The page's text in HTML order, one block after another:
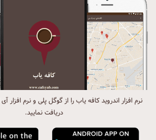
نرم افزار اندروید کافه یاب را از گوگل پلی و نرم افزار
دریافت نمایید.